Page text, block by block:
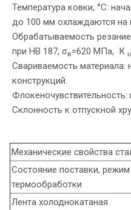
Температура ковки, °С:
до 100 мм охлаждаются на
Обрабатываемость
при HB 187, σв=620 МПа, К
Свариваемость материала:
конструкций.
Флокеночувствительность:
Склонность к отпускной
Механические свойства
Состояние поставки, режим
термообработки
Лента холоднокатаная